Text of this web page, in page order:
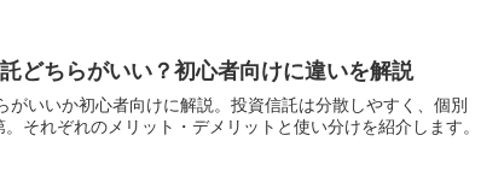
どちらがいい？初心者向けに違いを解説
がいいか初心者向けに解説。投資信託は分散しやすく、個別
それぞれのメリット・デメリットと使い分けを紹介します。